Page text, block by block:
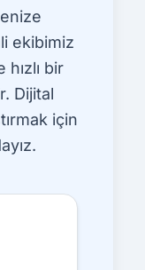
ekibimiz
bir
Dijital
için